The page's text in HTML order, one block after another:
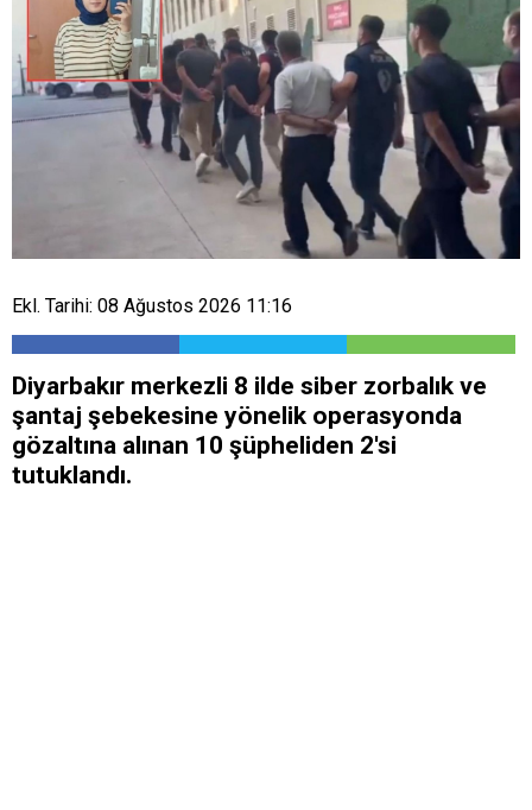
Ekl. Tarihi: 08 Ağustos 2026 11:16
Diyarbakır merkezli 8 ilde siber zorbalık ve
şantaj şebekesine yönelik operasyonda
gözaltına alınan 10 şüpheliden 2'si
tutuklandı.